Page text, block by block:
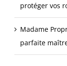
protéger vos
Madame
parfaite